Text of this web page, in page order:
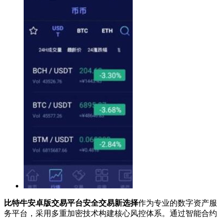
比特牛安卓版交易平台安全交易新选择作为专业的数字资产服
务平台，采用多重加密技术构建核心风控体系。通过智能合约